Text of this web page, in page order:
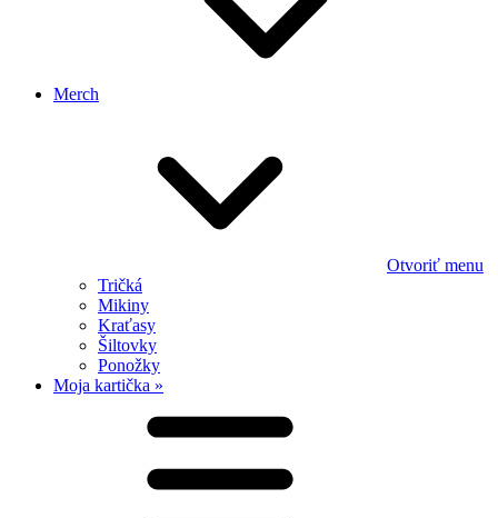
Merch
Otvoriť menu
Tričká
Mikiny
Kraťasy
Šiltovky
Ponožky
Moja kartička »